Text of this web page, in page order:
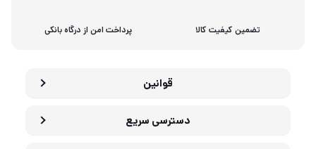
تضمین کیفیت کالا پرداخت امن از درگاه بانکی
قوانین
دسترسی سریع